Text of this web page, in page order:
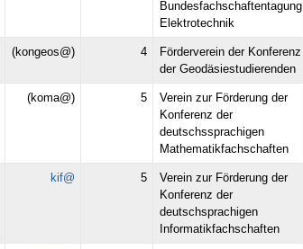
Bundesfachschaftentagung
Elektrotechnik
(kongeos@) 4
Förderverein der Konferenz
der Geodäsiestudierenden
(koma@) 5
Verein zur Förderung der
Konferenz der
deutschssprachigen
Mathematikfachschaften
kif@ 5
Verein zur Förderung der
Konferenz der
deutschsprachigen
Informatikfachschaften